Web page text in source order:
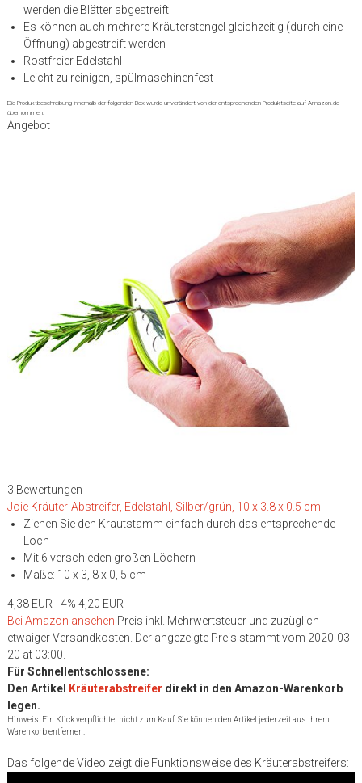
werden die Blätter abgestreift
Es können auch mehrere Kräuterstengel gleichzeitig (durch eine
Öffnung) abgestreift werden
Rostfreier Edelstahl
Leicht zu reinigen, spülmaschinenfest
Die Produktbeschreibung innerhalb der folgenden Box wurde unverändert von der entsprechenden Produktseite auf Amazon.de
übernommen:
Angebot
3 Bewertungen
Joie Kräuter-Abstreifer, Edelstahl, Silber/grün, 10 x 3.8 x 0.5 cm
Ziehen Sie den Krautstamm einfach durch das entsprechende
Loch
Mit 6 verschieden großen Löchern
Maße: 10 x 3, 8 x 0, 5 cm
4,38 EUR - 4% 4,20 EUR
Bei Amazon ansehen Preis inkl. Mehrwertsteuer und zuzüglich
etwaiger Versandkosten. Der angezeigte Preis stammt vom 2020-03-
20 at 03:00.
Für Schnellentschlossene:
Den Artikel
Kräuterabstreifer direkt in den Amazon-Warenkorb
legen.
Hinweis: Ein Klick verpflichtet nicht zum Kauf. Sie können den Artikel jederzeit aus Ihrem
Warenkorb entfernen.
Das folgende Video zeigt die Funktionsweise des Kräuterabstreifers: